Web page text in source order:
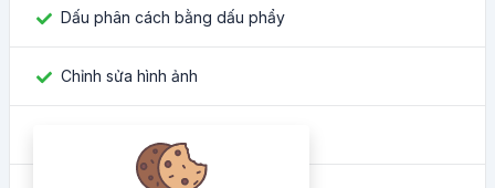
Dấu phân cách bằng dấu phẩy
Chỉnh sửa hình ảnh